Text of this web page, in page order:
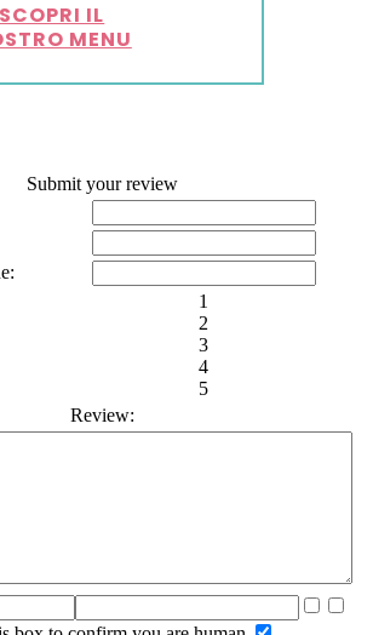
SCOPRI IL
MENU
Submit your review
1
2
3
4
5
Review: